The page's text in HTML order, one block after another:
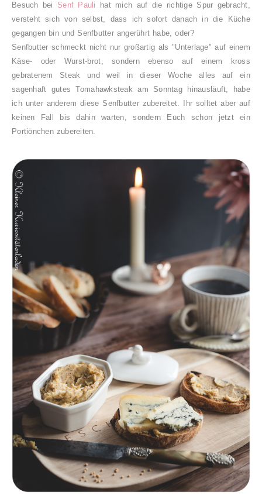
Besuch bei Senf Pauli
hat mich auf die richtige Spur gebracht,
versteht sich von selbst, dass ich sofort danach in die Küche
gegangen bin und Senfbutter angerührt habe, oder?
Senfbutter schmeckt nicht nur großartig als "Unterlage" auf einem
Käse- oder Wurst-brot, sondern ebenso auf einem kross
gebratenem Steak und weil in dieser Woche alles auf ein
sagenhaft gutes Tomahawksteak am Sonntag hinausläuft, habe
ich unter anderem diese Senfbutter zubereitet. Ihr solltet aber auf
keinen Fall bis dahin warten, sondern Euch schon jetzt ein
Portiönchen zubereiten.